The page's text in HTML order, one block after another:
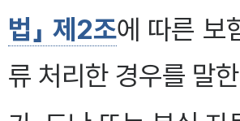
법」 제2조에 따른 보
류 처리한 경우를 말